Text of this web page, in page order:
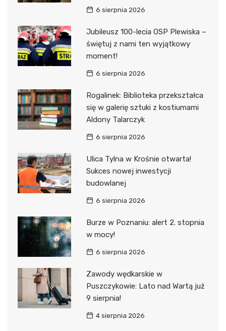
6 sierpnia 2026
Jubileusz 100-lecia OSP Plewiska –
świętuj z nami ten wyjątkowy
moment!
6 sierpnia 2026
Rogalinek: Biblioteka przekształca
się w galerię sztuki z kostiumami
Aldony Talarczyk
6 sierpnia 2026
Ulica Tylna w Krośnie otwarta!
Sukces nowej inwestycji
budowlanej
6 sierpnia 2026
Burze w Poznaniu: alert 2. stopnia
w mocy!
6 sierpnia 2026
Zawody wędkarskie w
Puszczykowie: Lato nad Wartą już
9 sierpnia!
4 sierpnia 2026